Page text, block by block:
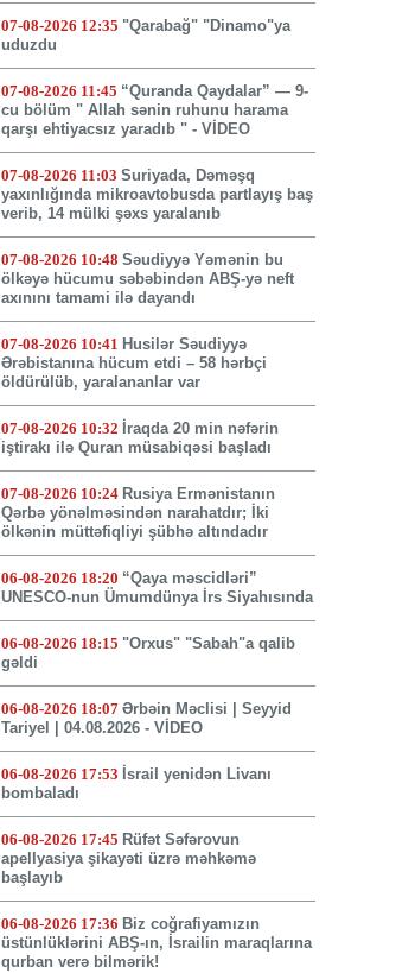
07-08-2026 12:35 "Qarabağ" "Dinamo"ya
uduzdu
07-08-2026 11:45 “Quranda Qaydalar” — 9-
cu bölüm " Allah sənin ruhunu harama
qarşı ehtiyacsız yaradıb " - VİDEO
07-08-2026 11:03 Suriyada, Dəməşq
yaxınlığında mikroavtobusda partlayış baş
verib, 14 mülki şəxs yaralanıb
07-08-2026 10:48 Səudiyyə Yəmənin bu
ölkəyə hücumu səbəbindən ABŞ-yə neft
axınını tamami ilə dayandı
07-08-2026 10:41 Husilər Səudiyyə
Ərəbistanına hücum etdi – 58 hərbçi
öldürülüb, yaralananlar var
07-08-2026 10:32 İraqda 20 min nəfərin
iştirakı ilə Quran müsabiqəsi başladı
07-08-2026 10:24 Rusiya Ermənistanın
Qərbə yönəlməsindən narahatdır; İki
ölkənin müttəfiqliyi şübhə altındadır
06-08-2026 18:20 “Qaya məscidləri”
UNESCO-nun Ümumdünya İrs Siyahısında
06-08-2026 18:15 "Orxus" "Sabah"a qalib
gəldi
06-08-2026 18:07 Ərbəin Məclisi | Seyyid
Tariyel | 04.08.2026 - VİDEO
06-08-2026 17:53 İsrail yenidən Livanı
bombaladı
06-08-2026 17:45 Rüfət Səfərovun
apellyasiya şikayəti üzrə məhkəmə
başlayıb
06-08-2026 17:36 Biz coğrafiyamızın
üstünlüklərini ABŞ-ın, İsrailin maraqlarına
qurban verə bilmərik!